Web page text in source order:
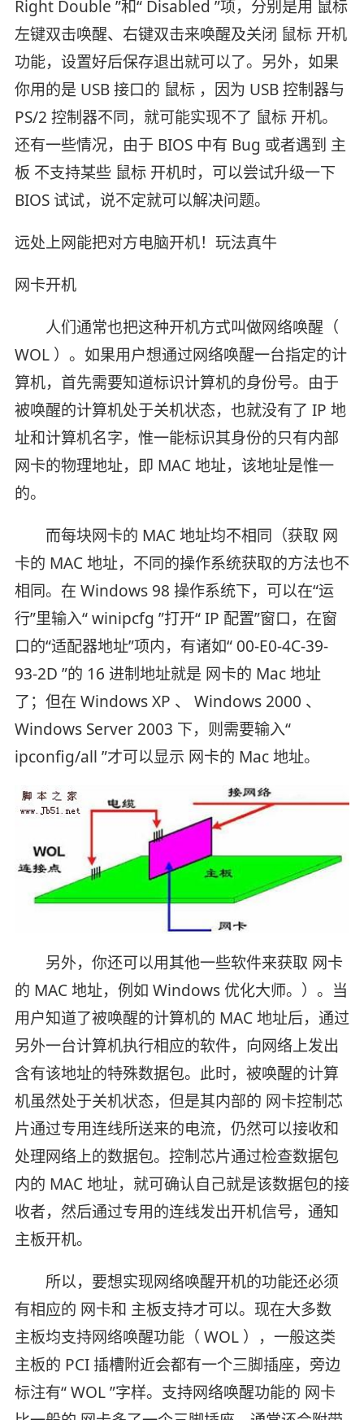
Right Double ”和“ Disabled ”项，分别是用 鼠标
左键双击唤醒、右键双击来唤醒及关闭 鼠标 开机
功能，设置好后保存退出就可以了。另外，如果
你用的是 USB 接口的 鼠标 ，因为 USB 控制器与
PS/2 控制器不同，就可能实现不了 鼠标 开机。
还有一些情况，由于 BIOS 中有 Bug 或者遇到 主
板 不支持某些 鼠标 开机时，可以尝试升级一下
BIOS 试试，说不定就可以解决问题。
远处上网能把对方电脑开机！玩法真牛
网卡开机
人们通常也把这种开机方式叫做网络唤醒（
WOL ）。如果用户想通过网络唤醒一台指定的计
算机，首先需要知道标识计算机的身份号。由于
被唤醒的计算机处于关机状态，也就没有了 IP 地
址和计算机名字，惟一能标识其身份的只有内部
网卡的物理地址，即 MAC 地址，该地址是惟一
的。
而每块网卡的 MAC 地址均不相同（获取 网
卡的 MAC 地址，不同的操作系统获取的方法也不
相同。在 Windows 98 操作系统下，可以在“运
行”里输入“ winipcfg ”打开“ IP 配置”窗口，在窗
口的“适配器地址”项内，有诸如“ 00-E0-4C-39-
93-2D ”的 16 进制地址就是 网卡的 Mac 地址
了；但在 Windows XP 、 Windows 2000 、
Windows Server 2003 下，则需要输入“
ipconfig/all ”才可以显示 网卡的 Mac 地址。
另外，你还可以用其他一些软件来获取 网卡
的 MAC 地址，例如 Windows 优化大师。）。当
用户知道了被唤醒的计算机的 MAC 地址后，通过
另外一台计算机执行相应的软件，向网络上发出
含有该地址的特殊数据包。此时，被唤醒的计算
机虽然处于关机状态，但是其内部的 网卡控制芯
片通过专用连线所送来的电流，仍然可以接收和
处理网络上的数据包。控制芯片通过检查数据包
内的 MAC 地址，就可确认自己就是该数据包的接
收者，然后通过专用的连线发出开机信号，通知
主板开机。
所以，要想实现网络唤醒开机的功能还必须
有相应的 网卡和 主板支持才可以。现在大多数
主板均支持网络唤醒功能（ WOL ），一般这类
主板的 PCI 插槽附近会都有一个三脚插座，旁边
标注有“ WOL ”字样。支持网络唤醒功能的 网卡